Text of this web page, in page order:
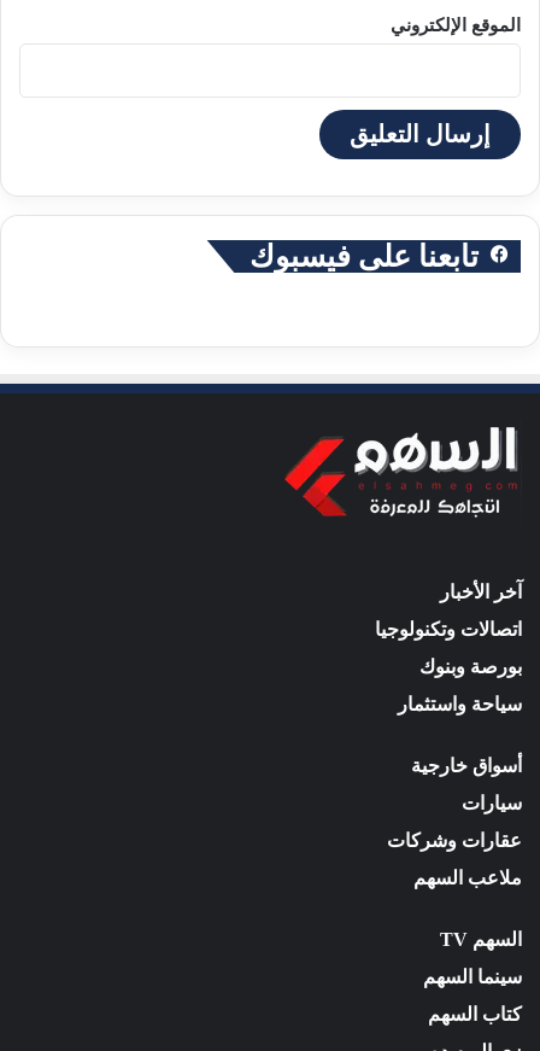
الموقع الإلكتروني
تابعنا على فيسبوك
آخر الأخبار
اتصالات وتكنولوجيا
بورصة وبنوك
سياحة واستثمار
أسواق خارجية
سيارات
عقارات وشركات
ملاعب السهم
السهم TV
سينما السهم
كتاب السهم